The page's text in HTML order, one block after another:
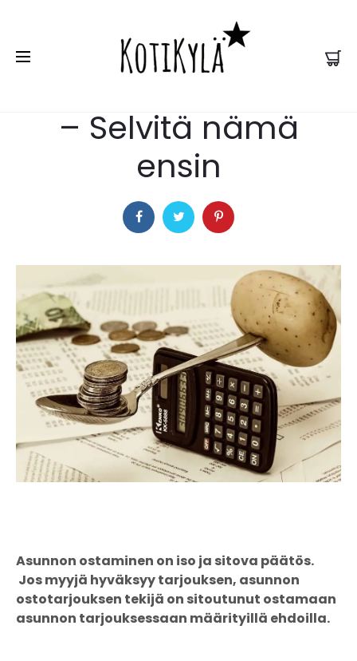
ASUNNON OSTO
– Selvitä nämä
ensin
Asunnon ostaminen on iso ja sitova päätös.
Jos myyjä hyväksyy tarjouksen, asunnon
ostotarjouksen tekijä on sitoutunut ostamaan
asunnon tarjouksessaan määrityillä ehdoilla.